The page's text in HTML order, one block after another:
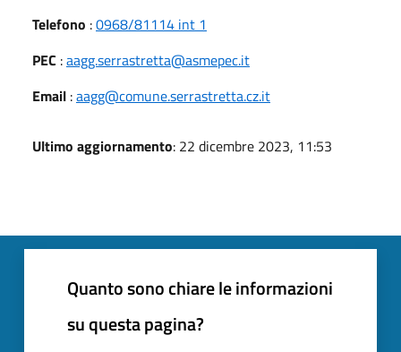
Telefono :0968/81114 int 1
PEC :aagg.serrastretta@asmepec.it
Email :aagg@comune.serrastretta.cz.it
Ultimo aggiornamento: 22 dicembre 2023, 11:53
Quanto sono chiare le informazioni
su questa pagina?